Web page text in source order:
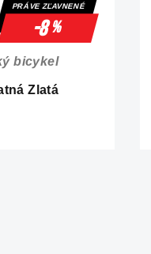
PRÁVE ZĽAVNENÉ
-8%
Zlatá
bicykel